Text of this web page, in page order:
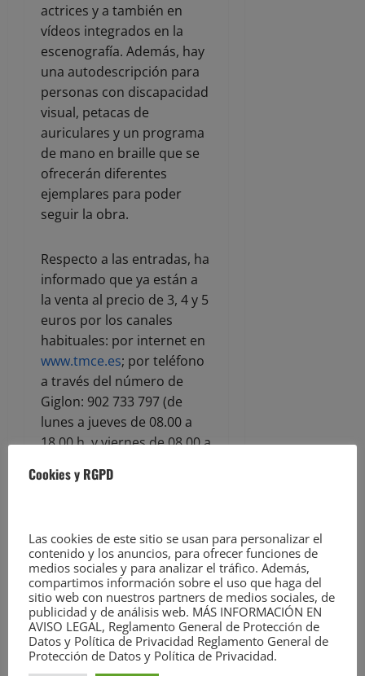
actrices y a también en
vídeos integrados en la
escenografía. Además, hay
una autodescripción para
personas con discapacidad
visual, petacas de
auriculares y un programa
de mano en braille que se
ofrecerán diferentes
ejemplares para poder
seguir la obra.
Respecto a las entradas, ha
informado que ya están a
la venta al precio de 3, 4 y 5
euros por los canales
habituales: por internet en
www.tmce.es; por teléfono
a través del número de
Giglon: 902 733 797 (de
lunes a jueves de 08.00 a
18.00 h. y viernes de 08.00 a
provincial (El precio de la
proveedor de servicios,
para más información
póngase en contacto con
su operadora telefónica). Y
en la taquilla, dos horas
antes del espectáculo si
quedasen entradas. El 10%
Cookies y RGPD
Las cookies de este sitio se usan para personalizar el
contenido y los anuncios, para ofrecer funciones de
medios sociales y para analizar el tráfico. Además,
compartimos información sobre el uso que haga del
sitio web con nuestros partners de medios sociales, de
publicidad y de análisis web. MÁS INFORMACIÓN EN
AVISO LEGAL, Reglamento General de Protección de
Datos y Política de Privacidad Reglamento General de
Protección de Datos y Política de Privacidad.